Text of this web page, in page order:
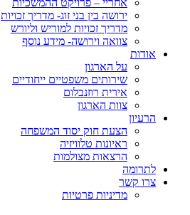
ירושה בין בני זוג- מדריך זכויות
מדריך זכויות למוריש וליורש
צוואה וירושה- מידע נוסף
אודות
על הארגון
שירותים משפטיים ייחודיים
אירית רוזנבלום
צוות הארגון
הרעיון
הצעת חוק יסוד המשפחה
ראיונות טלוויזיה
הרצאות מצולמות
לתרומה
צרו קשר
מדיניות פרטיות